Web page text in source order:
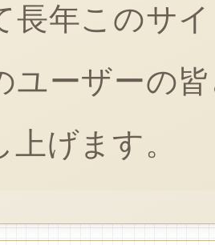
長年このサ
ユーザーの
上げます。